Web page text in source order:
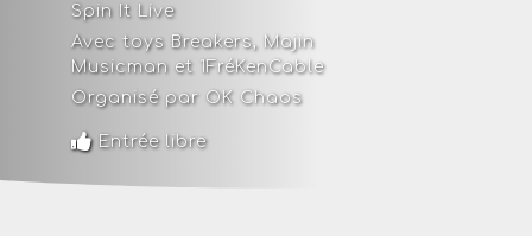
Spin It Live
Avec toys Breakers, Majin
Musicman et 1FréKenCable
Organisé par OK Chaos
Entrée libre